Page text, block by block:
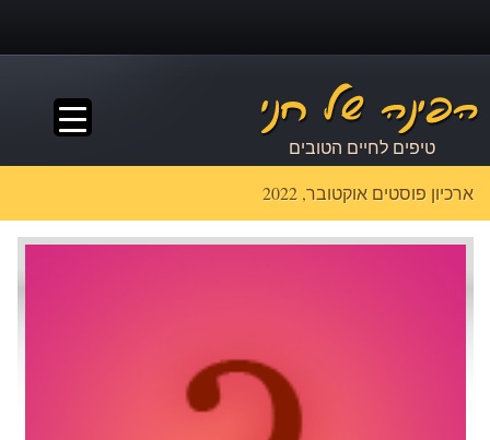
טיפים לחיים הטובים
ארכיון פוסטים אוקטובר, 2022